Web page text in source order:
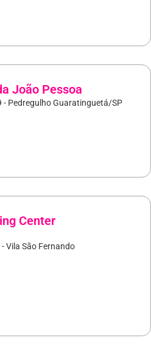
João Pessoa
- Pedregulho Guaratinguetá/SP
Center
Vila São Fernando